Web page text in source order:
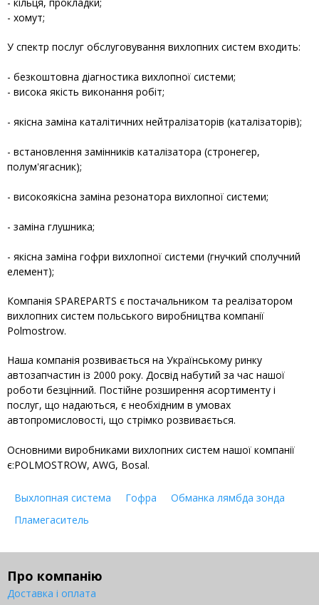
- кільця, прокладки;
- хомут;
У спектр послуг обслуговування вихлопних систем входить:
- безкоштовна діагностика вихлопної системи;
- висока якість виконання робіт;
- якісна заміна каталітичних нейтралізаторів (каталізаторів);
- встановлення замінників каталізатора (стронегер,
полум'ягасник);
- високоякісна заміна резонатора вихлопної системи;
- заміна глушника;
- якісна заміна гофри вихлопної системи (гнучкий сполучний
елемент);
Компанія SPAREPARTS є постачальником та реалізатором
вихлопних систем польського виробництва компанії
Polmostrow.
Наша компанія розвивається на Українському ринку
автозапчастин із 2000 року. Досвід набутий за час нашої
роботи безцінний. Постійне розширення асортименту і
послуг, що надаються, є необхідним в умовах
автопромисловості, що стрімко розвивається.
Основними виробниками вихлопних систем нашої компанії
є:POLMOSTROW, AWG, Bosal.
Выхлопная система Гофра
Обманка лямбда зонда
Пламегаситель
Про компанію
Доставка і оплата